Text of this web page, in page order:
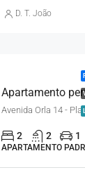
D. T. João
Avenida Orla 14 -
2 2 1
APARTAMENTO